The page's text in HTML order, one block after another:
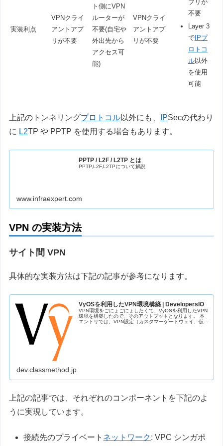
実装利点
VPNクライ
アントアプ
リが不要
ト側にVPN
ルーターが
不要(自宅や
外出先から
アクセス可
能)
VPNクライ
アントアプ
リが不要
プリが
不要
Layer 3
でIPプ
ロトコ
ル以外
を使用
可能
上記のトンネリングプロトコル以外にも、 IPSecの代わり
に L2TP や PPTP を使用する場合もあります。
PPTP / L2F / L2TP とは
PPTP,L2F,L2TPについて解説
www.infraexpert.com
VPN の実装方法
サイト間 VPN
具体的な実装方法は下記の記事が参考になります。
VyOSを利用したVPN環境構築 | DevelopersIO
VPN環境をごにょごにょしたくて、VyOSを利用したVPN
環境を構築したので、そのアウトプットとなります。 本
エントリでは、VPN設定（カスタマーゲートウェイ、仮想
dev.classmethod.jp
上記の記事では、それぞれのコンポーネントを下記のよ
うに実現しています。
接続先のプライベート ネットワーク: VPC シンガポ